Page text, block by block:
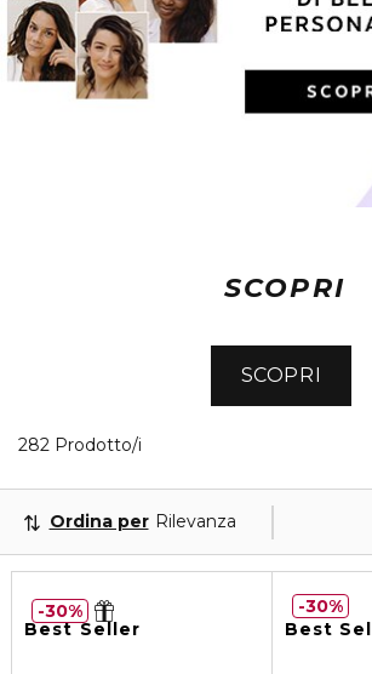
SCOPRI
SCOPRI
282 Prodotto/i
Ordina per Rilevanza
Best Seller
30%
Best
30%